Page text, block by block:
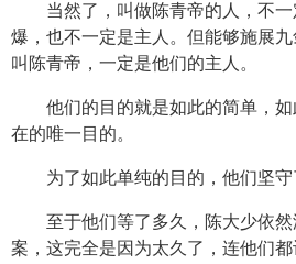
当然了，叫做陈青帝的人，不一
爆，也不一定是主人。但能够施展
叫陈青帝，一定是他们的主人。
他们的目的就是如此的简单，
在的唯一目的。
为了如此单纯的目的，他们坚守
至于他们等了多久，陈大少依
案，这完全是因为太久了，连他们